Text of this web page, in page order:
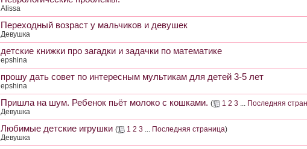
Alissa
Переходный возраст у мальчиков и девушек
Девушка
детские книжки про загадки и задачки по математике
epshina
прошу дать совет по интересным мультикам для детей 3-5 лет
epshina
Пришла на шум. Ребенок пьёт молоко с кошками. ( 1 2 3 ... Последняя
Девушка
Любимые детские игрушки ( 1 2 3 ... Последняя страница)
Девушка